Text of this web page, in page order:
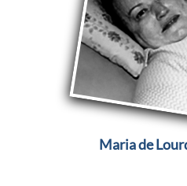
Maria de